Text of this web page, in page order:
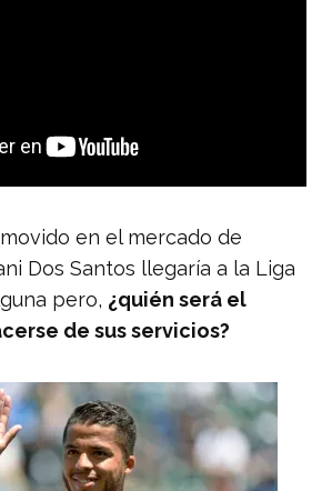
en el mercado de
Dos Santos llegaría a la Liga
pero, ¿quién será el
de sus servicios?